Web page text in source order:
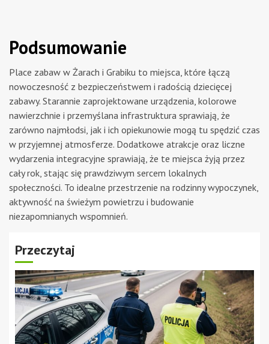
Podsumowanie
Place zabaw w Żarach i Grabiku to miejsca, które łączą
nowoczesność z bezpieczeństwem i radością dziecięcej
zabawy. Starannie zaprojektowane urządzenia, kolorowe
nawierzchnie i przemyślana infrastruktura sprawiają, że
zarówno najmłodsi, jak i ich opiekunowie mogą tu spędzić czas
w przyjemnej atmosferze. Dodatkowe atrakcje oraz liczne
wydarzenia integracyjne sprawiają, że te miejsca żyją przez
cały rok, stając się prawdziwym sercem lokalnych
społeczności. To idealne przestrzenie na rodzinny wypoczynek,
aktywność na świeżym powietrzu i budowanie
niezapomnianych wspomnień.
Przeczytaj